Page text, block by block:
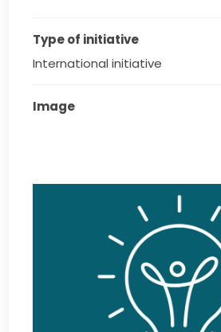
Type of initiative
International initiative
Image